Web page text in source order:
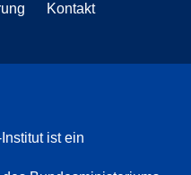
Kontakt
ist ein